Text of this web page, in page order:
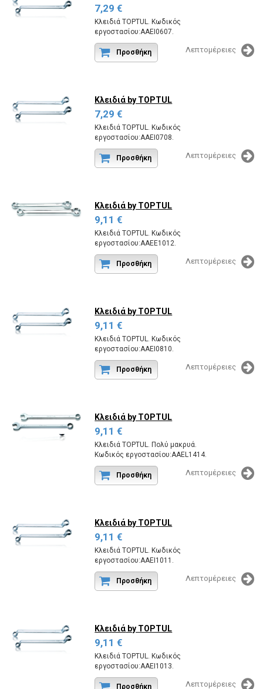
7,29 €
Κλειδιά TOPTUL. Κωδικός
εργοστασίου:AAEI0607.
Προσθήκη Λεπτομέρειες
Κλειδιά by TOPTUL
7,29 €
Κλειδιά TOPTUL. Κωδικός
εργοστασίου:AAEI0708.
Προσθήκη Λεπτομέρειες
Κλειδιά by TOPTUL
9,11 €
Κλειδιά TOPTUL. Κωδικός
εργοστασίου:AAEE1012.
Προσθήκη Λεπτομέρειες
Κλειδιά by TOPTUL
9,11 €
Κλειδιά TOPTUL. Κωδικός
εργοστασίου:AAEI0810.
Προσθήκη Λεπτομέρειες
Κλειδιά by TOPTUL
9,11 €
Κλειδιά TOPTUL. Πολύ μακρυά.
Κωδικός εργοστασίου:AAEL1414.
Προσθήκη Λεπτομέρειες
Κλειδιά by TOPTUL
9,11 €
Κλειδιά TOPTUL. Κωδικός
εργοστασίου:AAEI1011.
Προσθήκη Λεπτομέρειες
Κλειδιά by TOPTUL
9,11 €
Κλειδιά TOPTUL. Κωδικός
εργοστασίου:AAEI1013.
Προσθήκη Λεπτομέρειες